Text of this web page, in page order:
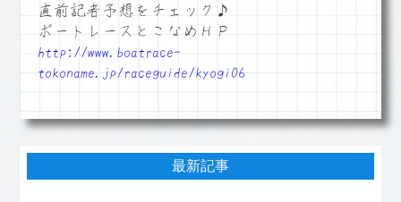
直前記者予想をチェック♪
ボートレースとこなめＨＰ
http://www.boatrace-
tokoname.jp/raceguide/kyogi06
最新記事